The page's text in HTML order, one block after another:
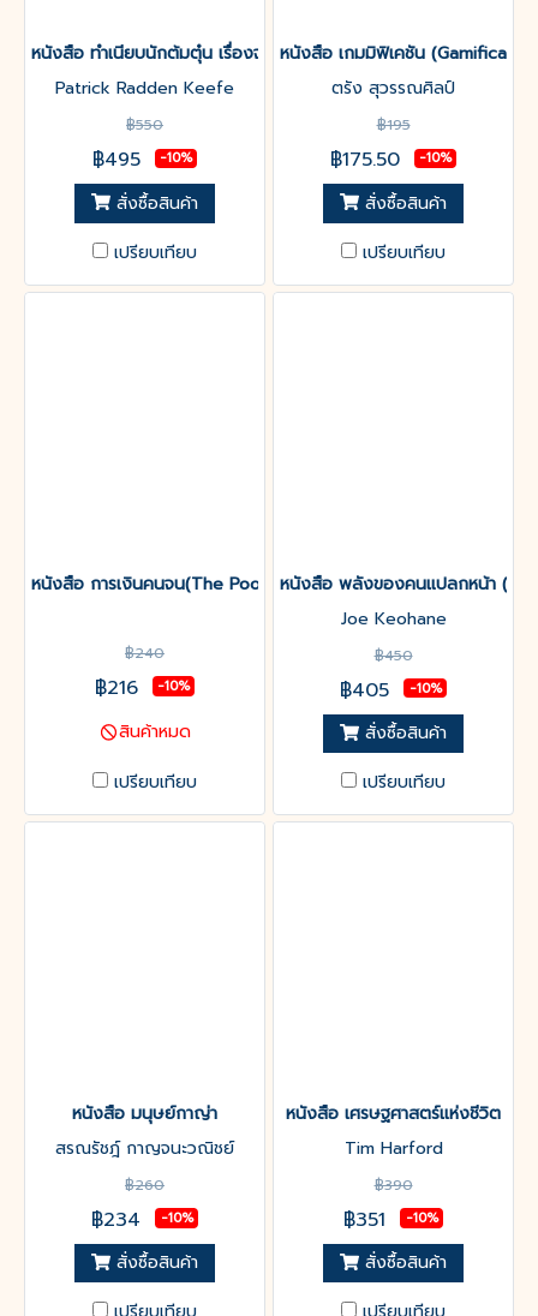
หนังสือ ทำเนียบนักต้มตุ๋น เรื่องจริงนอกจอของสิบแปดมงกุฏ ฆาตกร หั
Patrick Radden Keefe
฿550
฿495 -10%
สั่งซื้อสินค้า
เปรียบเทียบ
หนังสือ เกมมิฟิเคชัน
ตรัง สุวรรณศิลป์
฿195
฿175.50 -10%
สั่งซื้อสินค้า
เปรียบเทียบ
หนังสือ การเงินคนจน(The Poor and Their Money)
฿240
฿216 -10%
สินค้าหมด
เปรียบเทียบ
หนังสือ พลังของคนแปลกหน้า
Joe Keohane
฿450
฿405 -10%
สั่งซื้อสินค้า
เปรียบเทียบ
หนังสือ มนุษย์กาญ่า
สรณรัชฎ์ กาญจนะวณิชย์
฿260
฿234 -10%
สั่งซื้อสินค้า
หนังสือ เศรษฐศาสตร์แห่งชีวิต
Tim Harford
฿390
฿351 -10%
สั่งซื้อสินค้า